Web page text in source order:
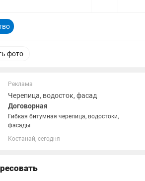
фото
Реклама
Черепица, водосток, фасад
Договорная
Гибкая битумная черепица, водостоки,
фасады
Костанай, сегодня